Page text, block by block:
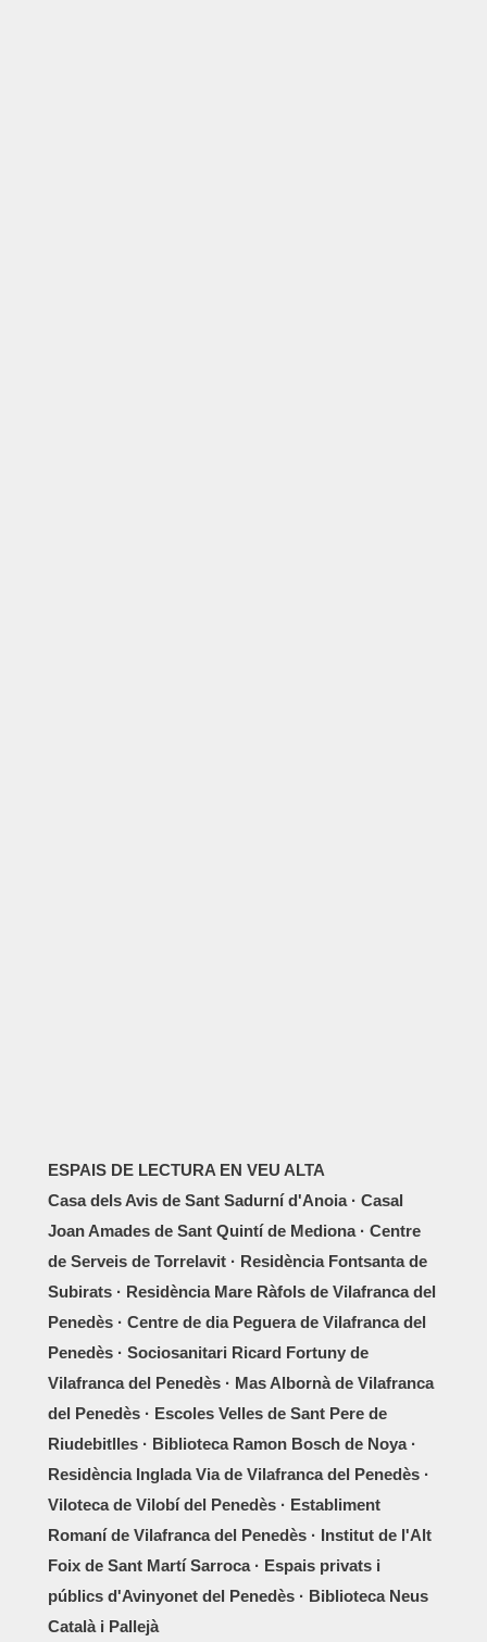
ESPAIS DE LECTURA EN VEU ALTA
Casa dels Avis de Sant Sadurní d'Anoia · Casal
Joan Amades de Sant Quintí de Mediona · Centre
de Serveis de Torrelavit · Residència Fontsanta de
Subirats · Residència Mare Ràfols de Vilafranca del
Penedès · Centre de dia Peguera de Vilafranca del
Penedès · Sociosanitari Ricard Fortuny de
Vilafranca del Penedès · Mas Albornà de Vilafranca
del Penedès · Escoles Velles de Sant Pere de
Riudebitlles · Biblioteca Ramon Bosch de Noya ·
Residència Inglada Via de Vilafranca del Penedès ·
Viloteca de Vilobí del Penedès · Establiment
Romaní de Vilafranca del Penedès · Institut de l'Alt
Foix de Sant Martí Sarroca · Espais privats i
públics d'Avinyonet del Penedès · Biblioteca Neus
Català i Pallejà